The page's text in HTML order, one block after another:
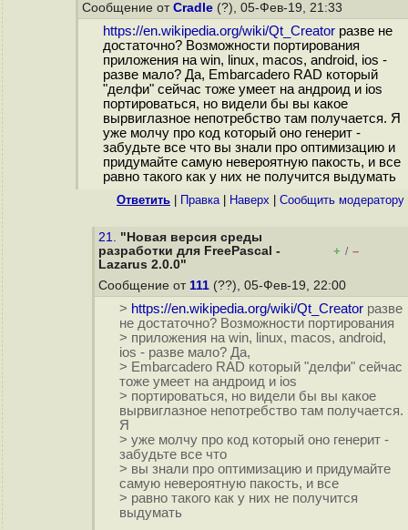
Сообщение от Cradle (?), 05-Фев-19, 21:33
https://en.wikipedia.org/wiki/Qt_Creatorразве не
достаточно? Возможности портирования
приложения на win, linux, macos, android, ios -
разве мало? Да, Embarcadero RAD который
"делфи" сейчас тоже умеет на андроид и ios
портироваться, но видели бы вы какое
вырвиглазное непотребство там получается. Я
уже молчу про код который оно генерит -
забудьте все что вы знали про оптимизацию и
придумайте самую невероятную пакость, и все
равно такого как у них не получится выдумать
Ответить Правка| Наверх Cообщить модератору
21. "Новая версия среды
разработки для FreePascal -
Lazarus 2.0.0"
+ / –
Сообщение от 111 (??), 05-Фев-19, 22:00
> https://en.wikipedia.org/wiki/Qt_Creatorразве
не достаточно? Возможности портирования
> приложения на win, linux, macos, android,
ios - разве мало? Да,
> Embarcadero RAD который "делфи" сейчас
тоже умеет на андроид и ios
> портироваться, но видели бы вы какое
вырвиглазное непотребство там получается.
Я
> уже молчу про код который оно генерит -
забудьте все что
> вы знали про оптимизацию и придумайте
самую невероятную пакость, и все
> равно такого как у них не получится
выдумать